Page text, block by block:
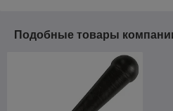
Подобные товары